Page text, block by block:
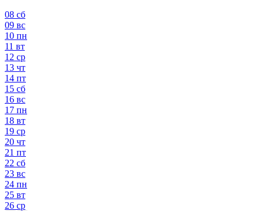
08 сб
09 вс
10 пн
11 вт
12 ср
13 чт
14 пт
15 сб
16 вс
17 пн
18 вт
19 ср
20 чт
21 пт
22 сб
23 вс
24 пн
25 вт
26 ср